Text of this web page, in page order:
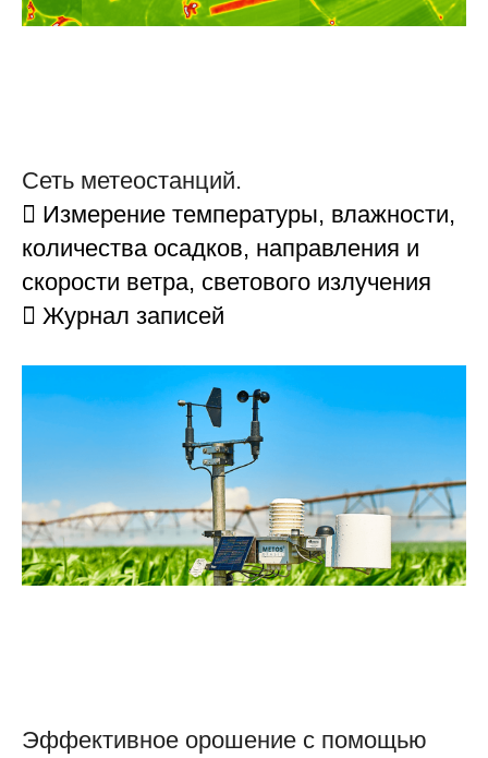
Сеть метеостанций.
 Измерение температуры, влажности,
количества осадков, направления и
скорости ветра, светового излучения
 Журнал записей
Эффективное орошение с помощью